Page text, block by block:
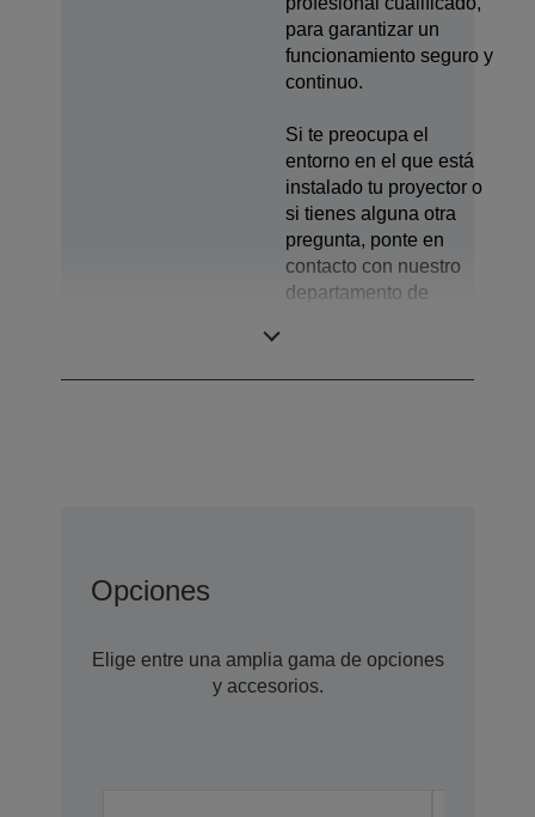
para garantizar un
funcionamiento seguro y
continuo.
Si te preocupa el
entorno en el que está
instalado tu proyector o
si tienes alguna otra
pregunta, ponte en
contacto con nuestro
departamento de
Opciones
Elige entre una amplia gama de opciones
y accesorios.